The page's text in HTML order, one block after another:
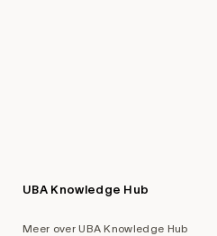
UBA Knowledge Hub
Meer over UBA Knowledge Hub